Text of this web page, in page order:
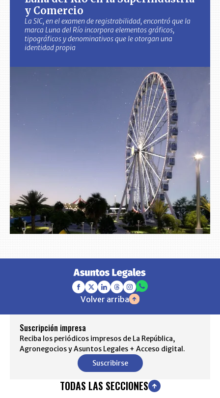
y Comercio
La SIC, en el examen de registrabilidad, encontró que la
marca Luna del Río incorpora elementos gráficos,
tipográficos y denominativos que le otorgan una
identidad propia
Volver arriba
Suscripción impresa
Reciba los periódicos impresos de La República,
Agronegocios y Asuntos Legales + Acceso digital.
Suscribirse
TODAS LAS SECCIONES